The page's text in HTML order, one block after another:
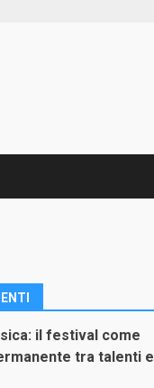
il festival come
tra talenti e